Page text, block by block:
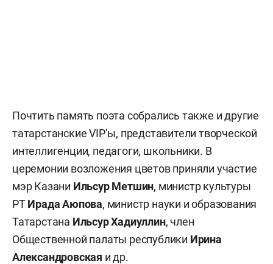
Почтить память поэта собрались также и другие
татарстанские VIP’ы, представители творческой
интеллигенции, педагоги, школьники. В
церемонии возложения цветов приняли участие
мэр Казани Ильсур Метшин, министр культуры
РТИрада Аюпова, министр науки и образования
Татарстана Ильсур Хадиуллин, член
Общественной палаты республики Ирина
Александровская и др.